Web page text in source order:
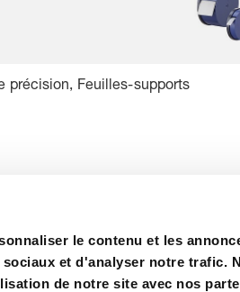
le contenu et les
et d'analyser notre trafic.
de notre site avec nos
précision, Feuilles-supports